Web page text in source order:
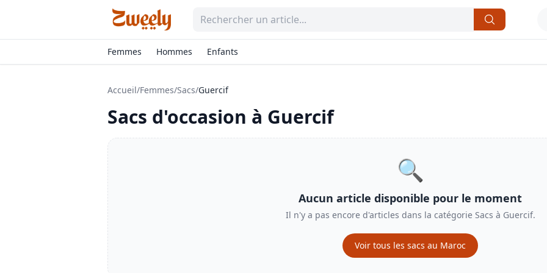
Femmes Hommes Enfants
Accueil/Femmes/Sacs/Guercif
Sacs d'occasion à Guercif
🔍
Aucun article disponible pour le moment
Il n'y a pas encore d'articles dans la catégorie Sacs à Guercif.
Voir tous les sacs au Maroc